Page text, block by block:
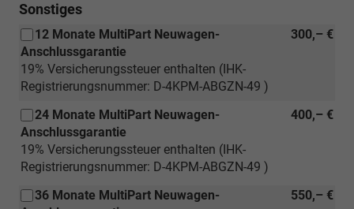
Sonstiges
300,– €
12 Monate MultiPart Neuwagen-
Anschlussgarantie
19% Versicherungssteuer enthalten (IHK-
Registrierungsnummer: D-4KPM-ABGZN-49 )
400,– €
24 Monate MultiPart Neuwagen-
Anschlussgarantie
19% Versicherungssteuer enthalten (IHK-
Registrierungsnummer: D-4KPM-ABGZN-49 )
550,– €
36 Monate MultiPart Neuwagen-